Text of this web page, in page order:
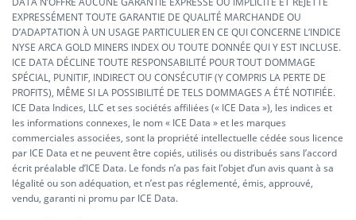
EXPRESSÉMENT TOUTE GARANTIE DE QUALITÉ MARCHANDE OU
D’ADAPTATION À UN USAGE PARTICULIER EN CE QUI CONCERNE L’INDICE
NYSE ARCA GOLD MINERS INDEX OU TOUTE DONNÉE QUI Y EST INCLUSE.
ICE DATA DÉCLINE TOUTE RESPONSABILITÉ POUR TOUT DOMMAGE
SPÉCIAL, PUNITIF, INDIRECT OU CONSÉCUTIF (Y COMPRIS LA PERTE DE
PROFITS), MÊME SI LA POSSIBILITÉ DE TELS DOMMAGES A ÉTÉ NOTIFIÉE.
ICE Data Indices, LLC et ses sociétés affiliées (« ICE Data »), les indices et
les informations connexes, le nom « ICE Data » et les marques
commerciales associées, sont la propriété intellectuelle cédée sous licence
par ICE Data et ne peuvent être copiés, utilisés ou distribués sans l’accord
écrit préalable d’ICE Data. Le fonds n’a pas fait l’objet d’un avis quant à sa
légalité ou son adéquation, et n’est pas réglementé, émis, approuvé,
vendu, garanti ni promu par ICE Data.